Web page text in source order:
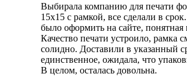
Выбирала компанию для печати
15х15 с рамкой, все сделали в
было оформить на сайте, понятная
Качество печати устроило, рамка
солидно. Доставили в указанный
единственное, ожидала, что
В целом, осталась довольна.